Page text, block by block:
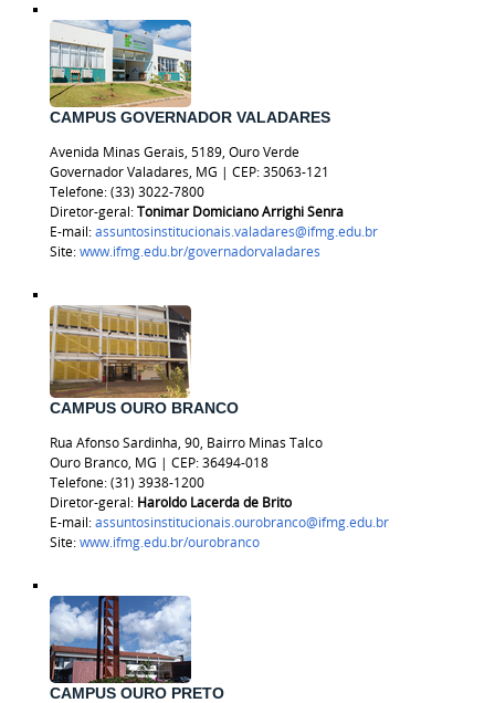
CAMPUS GOVERNADOR VALADARES
Avenida Minas Gerais, 5189, Ouro Verde
Governador Valadares, MG | CEP: 35063-121
Telefone: (33) 3022-7800
Diretor-geral:Tonimar Domiciano Arrighi Senra
E-mail:assuntosinstitucionais.valadares@ifmg.edu.br
Site:www.ifmg.edu.br/governadorvaladares
CAMPUS OURO BRANCO
Rua Afonso Sardinha, 90, Bairro Minas Talco
Ouro Branco, MG | CEP: 36494-018
Telefone:(31) 3938-1200
Diretor-geral: Haroldo Lacerda de Brito
E-mail:assuntosinstitucionais.ourobranco@ifmg.edu.br
Site:www.ifmg.edu.br/ourobranco
CAMPUS OURO PRETO